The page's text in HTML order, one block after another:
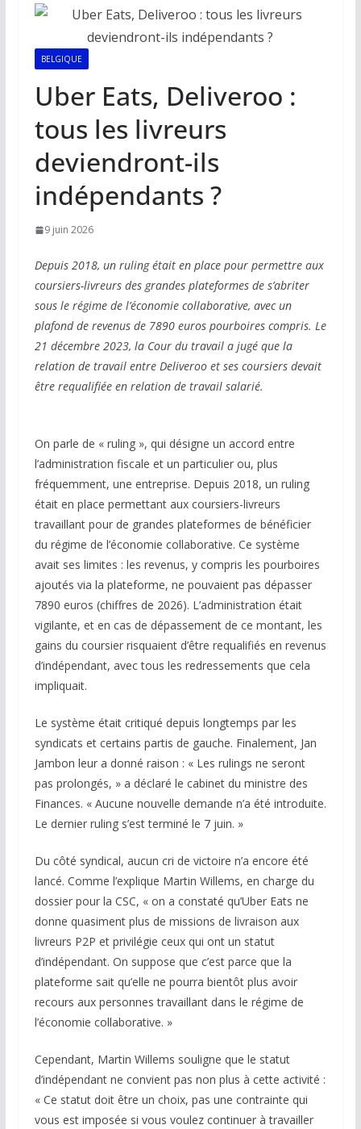
BELGIQUE
Uber Eats, Deliveroo :
tous les livreurs
deviendront-ils
indépendants ?
9 juin 2026
Depuis 2018, un ruling était en place pour permettre aux
coursiers-livreurs des grandes plateformes de s’abriter
sous le régime de l’économie collaborative, avec un
plafond de revenus de 7890 euros pourboires compris. Le
21 décembre 2023, la Cour du travail a jugé que la
relation de travail entre Deliveroo et ses coursiers devait
être requalifiée en relation de travail salarié.
On parle de « ruling », qui désigne un accord entre
l’administration fiscale et un particulier ou, plus
fréquemment, une entreprise. Depuis 2018, un ruling
était en place permettant aux coursiers-livreurs
travaillant pour de grandes plateformes de bénéficier
du régime de l’économie collaborative. Ce système
avait ses limites : les revenus, y compris les pourboires
ajoutés via la plateforme, ne pouvaient pas dépasser
7890 euros (chiffres de 2026). L’administration était
vigilante, et en cas de dépassement de ce montant, les
gains du coursier risquaient d’être requalifiés en revenus
d’indépendant, avec tous les redressements que cela
impliquait.
Le système était critiqué depuis longtemps par les
syndicats et certains partis de gauche. Finalement, Jan
Jambon leur a donné raison : « Les rulings ne seront
pas prolongés, » a déclaré le cabinet du ministre des
Finances. « Aucune nouvelle demande n’a été introduite.
Le dernier ruling s’est terminé le 7 juin. »
Du côté syndical, aucun cri de victoire n’a encore été
lancé. Comme l’explique Martin Willems, en charge du
dossier pour la CSC, « on a constaté qu’Uber Eats ne
donne quasiment plus de missions de livraison aux
livreurs P2P et privilégie ceux qui ont un statut
d’indépendant. On suppose que c’est parce que la
plateforme sait qu’elle ne pourra bientôt plus avoir
recours aux personnes travaillant dans le régime de
l’économie collaborative. »
Cependant, Martin Willems souligne que le statut
d’indépendant ne convient pas non plus à cette activité :
« Ce statut doit être un choix, pas une contrainte qui
vous est imposée si vous voulez continuer à travailler